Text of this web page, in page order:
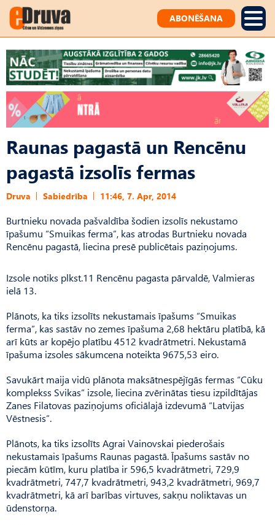
ABONĒŠANA
Raunas pagastā un Rencēnu
pagastā izsolīs fermas
Druva Sabiedrība 11:46, 7. Apr, 2014
Burtnieku novada pašvaldība šodien izsolīs nekustamo
īpašumu “Smuikas ferma”, kas atrodas Burtnieku novada
Rencēnu pagastā, liecina presē publicētais paziņojums.
Izsole notiks plkst.11 Rencēnu pagasta pārvaldē, Valmieras
ielā 13.
Plānots, ka tiks izsolīts nekustamais īpašums “Smuikas
ferma”, kas sastāv no zemes īpašuma 2,68 hektāru platībā, kā
arī kūts ar kopējo platību 4512 kvadrātmetri. Nekustamā
īpašuma izsoles sākumcena noteikta 9675,53 eiro.
Savukārt maija vidū plānota maksātnespējīgās fermas “Cūku
komplekss Svikas” izsole, liecina zvērinātas tiesu izpildītājas
Zanes Filatovas paziņojums oficiālajā izdevumā “Latvijas
Vēstnesis”.
Plānots, ka tiks izsolīts Agrai Vainovskai piederošais
nekustamais īpašums Raunas pagastā. Īpašums sastāv no
piecām kūtīm, kuru platība ir 596,5 kvadrātmetri, 729,9
kvadrātmetri, 747,7 kvadrātmetri, 943,2 kvadrātmetri, 969,7
kvadrātmetri, kā arī barības virtuves, sakņu noliktavas un
ūdenstorņa.